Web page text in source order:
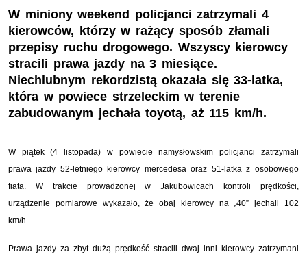
W miniony weekend policjanci zatrzymali 4
kierowców, którzy w rażący sposób złamali
przepisy ruchu drogowego. Wszyscy kierowcy
stracili prawa jazdy na 3 miesiące.
Niechlubnym rekordzistą okazała się 33-latka,
która w powiece strzeleckim w terenie
zabudowanym jechała toyotą, aż 115 km/h.
W piątek (4 listopada) w powiecie namysłowskim policjanci zatrzymali
prawa jazdy 52-letniego kierowcy mercedesa oraz 51-latka z osobowego
fiata. W trakcie prowadzonej w Jakubowicach kontroli prędkości,
urządzenie pomiarowe wykazało, że obaj kierowcy na „40” jechali 102
km/h.
Prawa jazdy za zbyt dużą prędkość stracili dwaj inni kierowcy zatrzymani